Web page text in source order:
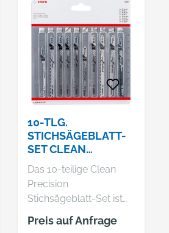
10-TLG.
STICHSÄGEBLATT-
SET CLEAN
CUTTING, T-SCHAFT
Das 10-teilige Clean
Precision
Stichsägeblatt-Set ist
präzise und saubere
Preis auf Anfrage